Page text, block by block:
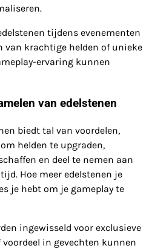
tijdens evenementen
van krachtige helden of unieke
ervaring kunnen
van edelstenen
biedt tal van voordelen,
helden te upgraden,
en deel te nemen aan
Hoe meer edelstenen je
je hebt om je gameplay te
ingewisseld voor exclusieve
in gevechten kunnen